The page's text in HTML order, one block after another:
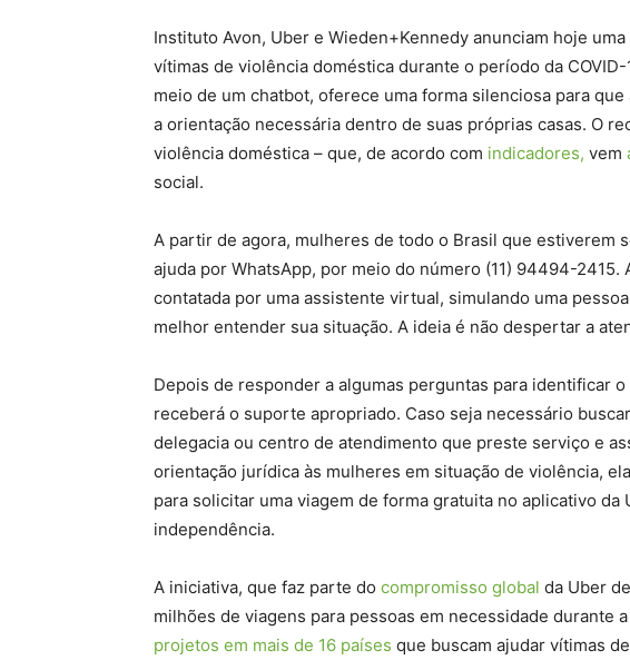
Instituto Avon, Uber e Wieden+Kennedy anunciam hoje
vítimas de violência doméstica durante o período da
meio de um chatbot, oferece uma forma silenciosa para
a orientação necessária dentro de suas próprias casas. O
violência doméstica – que, de acordo com indicadores, vem
social.
A partir de agora, mulheres de todo o Brasil que estiverem
ajuda por WhatsApp, por meio do número (11) 94494-2415.
contatada por uma assistente virtual, simulando uma
melhor entender sua situação. A ideia é não despertar a
Depois de responder a algumas perguntas para identificar
receberá o suporte apropriado. Caso seja necessário
delegacia ou centro de atendimento que preste serviço e
orientação jurídica às mulheres em situação de violência,
para solicitar uma viagem de forma gratuita no aplicativo da
independência.
A iniciativa, que faz parte do compromisso global da Uber
milhões de viagens para pessoas em necessidade durante
projetos em mais de 16 países que buscam ajudar vítimas